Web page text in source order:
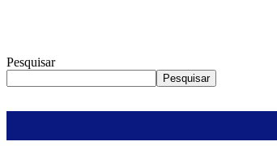
Pesquisar
Pesquisar